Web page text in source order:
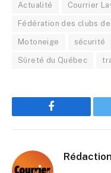
Actualité Courrier
Fédération des clubs
Motoneige sécurité
Sûreté du Québec
Facebook